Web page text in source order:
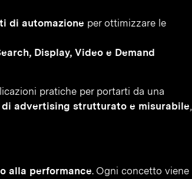
di automazione per ottimizzare le
Display, Video e Demand
pratiche per portarti da una
di advertising strutturato e misurabile,
alla performance. Ogni concetto viene